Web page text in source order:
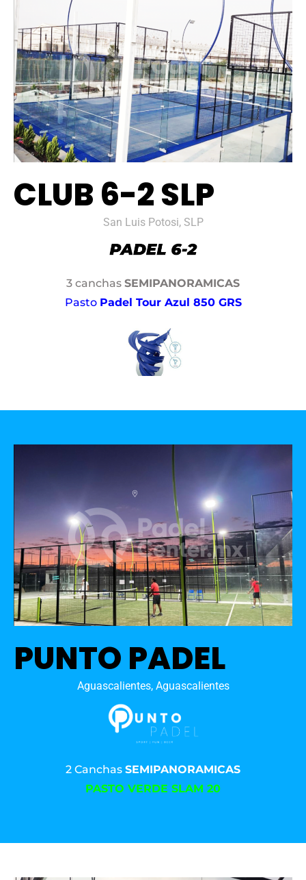
CLUB 6-2 SLP
San Luis Potosi, SLP
3 canchas SEMIPANORAMICAS
Pasto Padel Tour Azul 850 GRS
PUNTO PADEL
Aguascalientes, Aguascalientes
2 Canchas SEMIPANORAMICAS
PASTO VERDE SLAM 20